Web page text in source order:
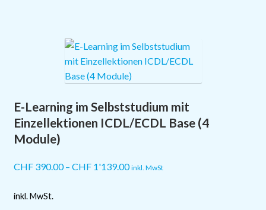
Varianten
auf.
Die
können
auf
gewählt
E-Learning im Selbststudium mit
Einzellektionen ICDL/ECDL Base (4
Module)
CHF390.00– CHF1'139.00 inkl. MwSt
inkl. MwSt.